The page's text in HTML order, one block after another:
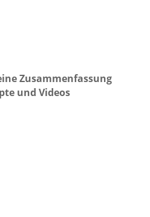
Zusammenfassung
und Videos